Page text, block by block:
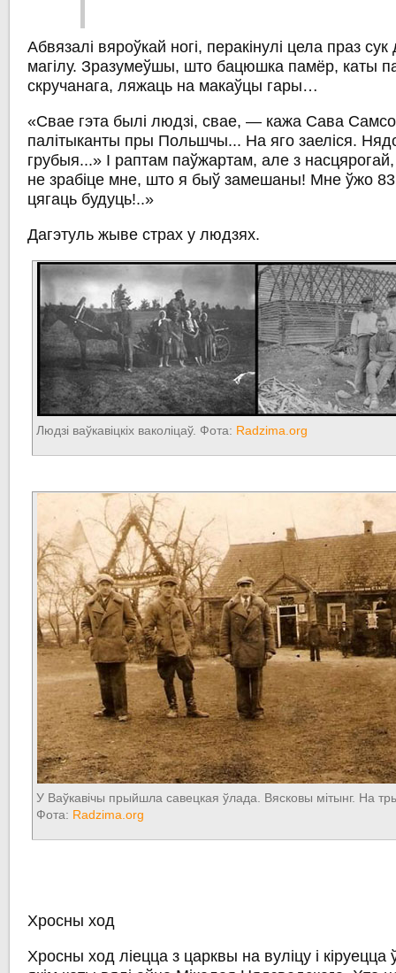
Абвязалі вяроўкай ногі, перакінулі цела праз сук
магілу. Зразумеўшы, што бацюшка памёр, каты
скручанага, ляжаць на макаўцы гары…
«Свае гэта былі людзі, свае, — кажа Сава
палітыканты пры Польшчы... На яго заеліся.
грубыя...» І раптам паўжартам, але з
не зрабіце мне, што я быў замешаны! Мне ўжо
цягаць будуць!..»
Дагэтуль жыве страх у людзях.
Людзі ваўкавіцкіх ваколіцаў. Фота: Radzima.org
У Ваўкавічы прыйшла савецкая ўлада. Вясковы мітынг. На
Фота: Radzima.org
Хросны ход
Хросны ход ліецца з царквы на вуліцу і